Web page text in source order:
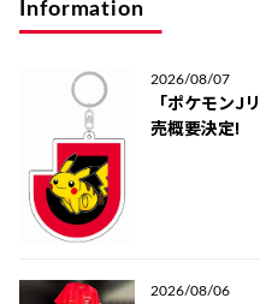
Information
2026/08/07
「ポケモンJ
売概要決定!
2026/08/06